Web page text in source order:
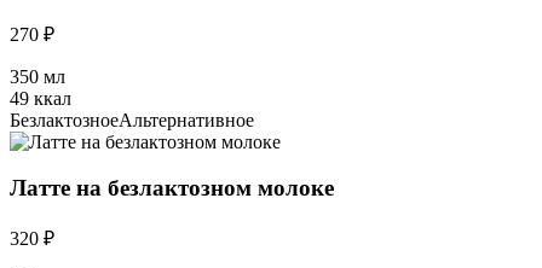
270 ₽
350 мл
49 ккал
БезлактозноеАльтернативное
Латте на безлактозном молоке
320 ₽